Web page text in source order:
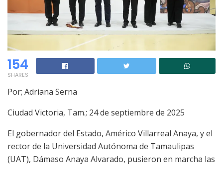
154
SHARES
Por; Adriana Serna
Ciudad Victoria, Tam.; 24 de septiembre de 2025
El gobernador del Estado, Américo Villarreal Anaya, y el
rector de la Universidad Autónoma de Tamaulipas
(UAT), Dámaso Anaya Alvarado, pusieron en marcha las